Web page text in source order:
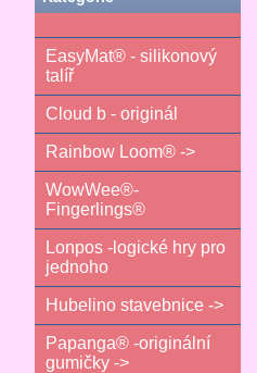
EasyMat® - silikonový
talíř
Cloud b - originál
Rainbow Loom® ->
WowWee®-
Fingerlings®
Lonpos -logické hry pro
jednoho
Hubelino stavebnice ->
Papanga® -originální
gumičky ->